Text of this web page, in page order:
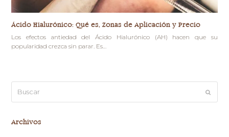
Ácido Hialurónico: Qué es, Zonas de Aplicación y Precio
Los efectos antiedad del Ácido Hialurónico (AH) hacen que su
popularidad crezca sin parar. Es…
Archivos